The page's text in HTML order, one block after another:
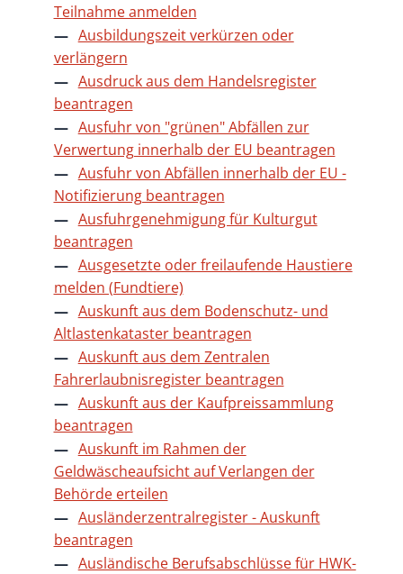
Teilnahme anmelden
Ausbildungszeit verkürzen oder
verlängern
Ausdruck aus dem Handelsregister
beantragen
Ausfuhr von "grünen" Abfällen zur
Verwertung innerhalb der EU beantragen
Ausfuhr von Abfällen innerhalb der EU -
Notifizierung beantragen
Ausfuhrgenehmigung für Kulturgut
beantragen
Ausgesetzte oder freilaufende Haustiere
melden (Fundtiere)
Auskunft aus dem Bodenschutz- und
Altlastenkataster beantragen
Auskunft aus dem Zentralen
Fahrerlaubnisregister beantragen
Auskunft aus der Kaufpreissammlung
beantragen
Auskunft im Rahmen der
Geldwäscheaufsicht auf Verlangen der
Behörde erteilen
Ausländerzentralregister - Auskunft
beantragen
Ausländische Berufsabschlüsse für HWK-